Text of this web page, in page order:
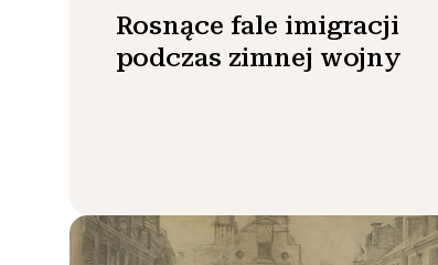
Rosnące fale imigracji
podczas zimnej wojny